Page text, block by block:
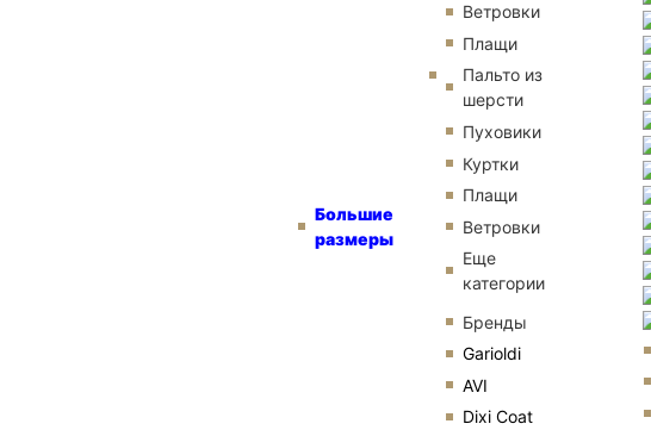
Большие
размеры
Ветровки
Плащи
Пальто из
шерсти
Пуховики
Куртки
Плащи
Ветровки
Еще
категории
Бренды
Garioldi
AVI
Dixi Coat